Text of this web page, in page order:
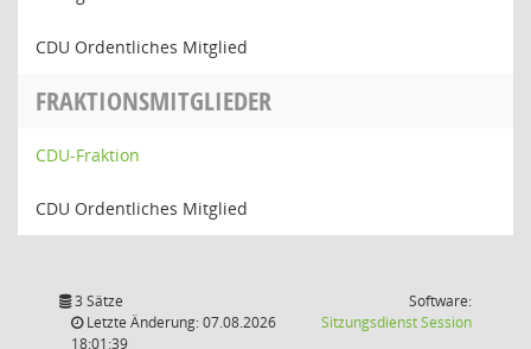
CDU Ordentliches Mitglied
FRAKTIONSMITGLIEDER
CDU-Fraktion
CDU Ordentliches Mitglied
3 Sätze
Letzte Änderung: 07.08.2026
18:01:39
Software:
SitzungsdienstSession(Wird in